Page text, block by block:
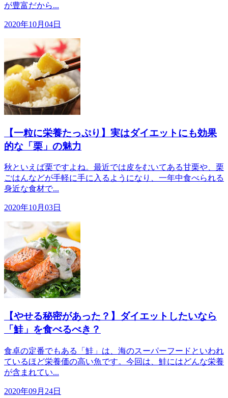
が豊富だから...
2020年10月04日
【一粒に栄養たっぷり】実はダイエットにも効果
的な「栗」の魅力
秋といえば栗ですよね。最近では皮をむいてある甘栗や、栗
ごはんなどが手軽に手に入るようになり、一年中食べられる
身近な食材で...
2020年10月03日
【やせる秘密があった？】ダイエットしたいなら
「鮭」を食べるべき？
食卓の定番でもある「鮭」は、海のスーパーフードといわれ
ているほど栄養価の高い魚です。今回は、鮭にはどんな栄養
が含まれてい...
2020年09月24日